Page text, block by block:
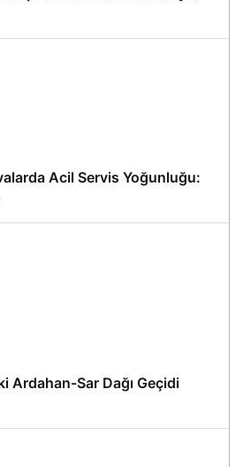
Acil Servis Yoğunluğu:
Ardahan-Sar Dağı Geçidi